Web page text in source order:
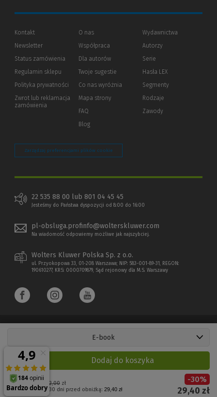
E-book
Cena regularna: 42,00zł
Najniższa cena z 30 dni przed obniżką:29,40 zł
-30%
29,40 zł
Dodaj do koszyka
Kontakt
Newsletter
Status zamówienia
Regulamin sklepu
Polityka prywatności (Nowe
(Link
innej
Zwrot lub reklamacja
zamówienia
O nas
Współpraca
Dla autorów(Nowe
(Link
innej
strony)
Twoje sugestie
Co nas wyróżnia
Mapa strony
FAQ
Blog
Wydawnictwa
Autorzy
Serie
Hasła LEX
Segmenty
Rodzaje
Zawody
Zarządzaj preferencjami plików cookie
22 535 88 00 lub 801 04 45 45
Jesteśmy do Państwa dyspozycji od 8:00 do 16:00
pl-obsluga.profinfo@wolterskluwer.com
Na wiadomość odpowiemy możliwe jak najszybciej.
Wolters Kluwer Polska Sp. z o.o.
ul. Przyokopowa 33, 01-208 Warszawa; NIP: 583-001-89-31, REGON:
190610277, KRS: 0000709879, Sąd rejonowy dla M.S. Warszawy
Copyright 1997 - 2026 Wolters Kluwer Polska Sp. z o.o.
Płatności elektroniczne
(Nowe
okno)
(Link
do